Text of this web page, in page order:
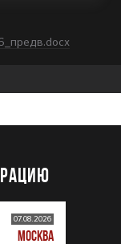
07.08.2026
МОСКВА